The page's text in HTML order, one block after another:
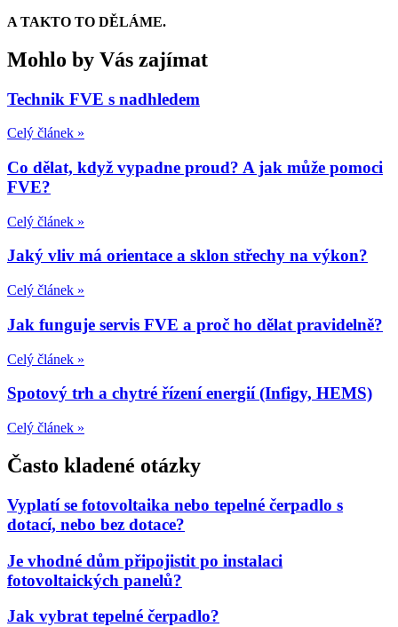
A TAKTO TO DĚLÁME.
Mohlo by Vás zajímat
Technik FVE s nadhledem
Celý článek »
Co dělat, když vypadne proud? A jak může pomoci
FVE?
Celý článek »
Jaký vliv má orientace a sklon střechy na výkon?
Celý článek »
Jak funguje servis FVE a proč ho dělat pravidelně?
Celý článek »
Spotový trh a chytré řízení energií (Infigy, HEMS)
Celý článek »
Často kladené otázky
Vyplatí se fotovoltaika nebo tepelné čerpadlo s
dotací, nebo bez dotace?
Je vhodné dům připojistit po instalaci
fotovoltaických panelů?
Jak vybrat tepelné čerpadlo?